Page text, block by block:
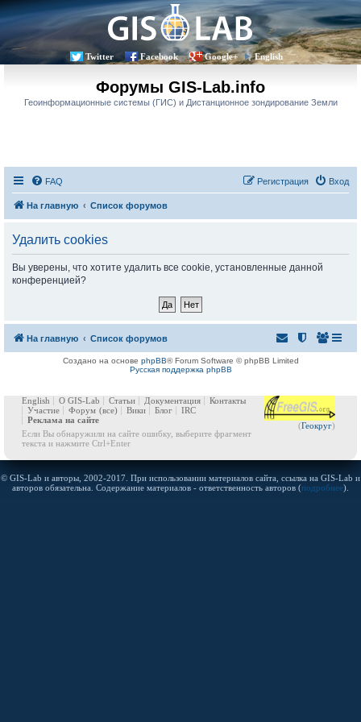
Twitter Facebook Google+ English
Форумы GIS-Lab.info
Геоинформационные системы (ГИС) и Дистанционное зондирование Земли
FAQ Вход
Регистрация
На главную Список форумов
Удалить cookies
Вы уверены, что хотите удалить все cookie, установленные данной
конференцией?
На главную Список форумов
Создано на основе phpBB® Forum Software © phpBB Limited
Русская поддержка phpBB
(Геокруг)
English О GIS-Lab Статьи Документация
Контакты
Участие
Форум (все) Вики Блог
IRC
Реклама на сайте
Если Вы обнаружили на сайте ошибку, выберите фрагмент
текста и нажмите Ctrl+Enter
© GIS-Lab и авторы, 2002-2017. При использовании материалов сайта, ссылка на GIS-Lab и
авторов обязательна. Содержание материалов - ответственность авторов (подробнее).